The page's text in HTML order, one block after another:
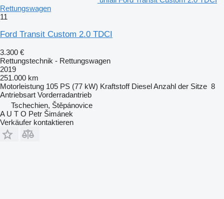
Rettungswagen
11
Ford Transit Custom 2.0 TDCI
3.300 €
Rettungstechnik - Rettungswagen
2019
251.000 km
Motorleistung 105 PS (77 kW) Kraftstoff DieselAnzahl der Sitze 8
Antriebsart Vorderradantrieb
Tschechien, Štěpánovice
A U T O Petr Šimánek
Verkäufer kontaktieren